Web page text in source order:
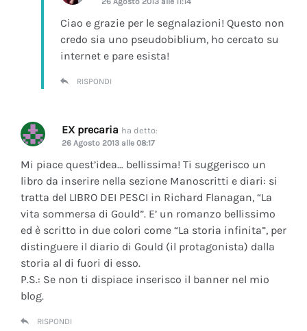
Ciao e grazie per le segnalazioni! Questo non
credo sia uno pseudobiblium, ho cercato su
internet e pare esista!
RISPONDI
EX precaria ha detto:
26 Agosto 2013 alle 08:17
Mi piace quest’idea… bellissima! Ti suggerisco un
libro da inserire nella sezione Manoscritti e diari: si
tratta del LIBRO DEI PESCI in Richard Flanagan, “La
vita sommersa di Gould”. E’ un romanzo bellissimo
ed è scritto in due colori come “La storia infinita”, per
distinguere il diario di Gould (il protagonista) dalla
storia al di fuori di esso.
P.S.: Se non ti dispiace inserisco il banner nel mio
blog.
RISPONDI